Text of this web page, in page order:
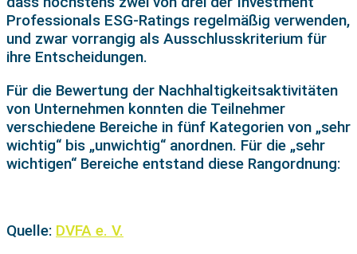
Professionals ESG-Ratings regelmäßig verwenden,
und zwar vorrangig als Ausschlusskriterium für
ihre Entscheidungen.
Für die Bewertung der Nachhaltigkeitsaktivitäten
von Unternehmen konnten die Teilnehmer
verschiedene Bereiche in fünf Kategorien von „sehr
wichtig“ bis „unwichtig“ anordnen. Für die „sehr
wichtigen“ Bereiche entstand diese Rangordnung:
Quelle: DVFA e. V.